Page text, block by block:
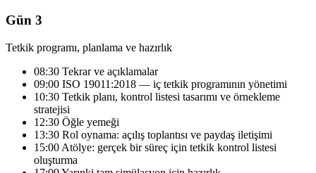
Gün 3
Tetkik programı, planlama ve hazırlık
08:30 Tekrar ve açıklamalar
09:00 ISO 19011:2018 — iç tetkik programının yönetimi
10:30 Tetkik planı, kontrol listesi tasarımı ve örnekleme
stratejisi
12:30 Öğle yemeği
13:30 Rol oynama: açılış toplantısı ve paydaş iletişimi
15:00 Atölye: gerçek bir süreç için tetkik kontrol listesi
oluşturma